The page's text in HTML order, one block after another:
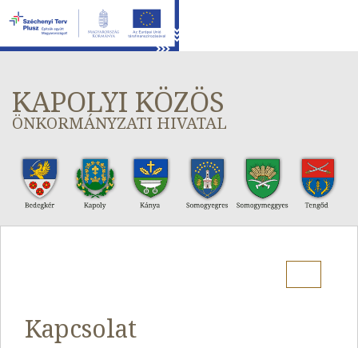
KAPOLYI KÖZÖS
ÖNKORMÁNYZATI HIVATAL
Kapcsolat